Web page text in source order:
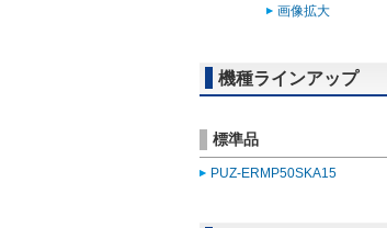
画像拡大
機種ラインアップ
標準品
PUZ-ERMP50SKA15